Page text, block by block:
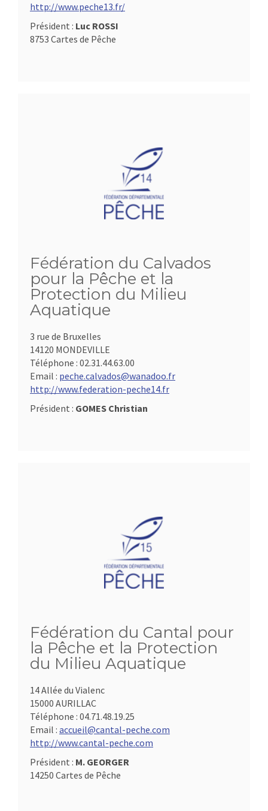
http://www.peche13.fr/
Président : Luc ROSSI
8753 Cartes de Pêche
Fédération du Calvados
pour la Pêche et la
Protection du Milieu
Aquatique
3 rue de Bruxelles
14120 MONDEVILLE
Téléphone : 02.31.44.63.00
Email : peche.calvados@wanadoo.fr
http://www.federation-peche14.fr
Président : GOMES Christian
Fédération du Cantal pour
la Pêche et la Protection
du Milieu Aquatique
14 Allée du Vialenc
15000 AURILLAC
Téléphone : 04.71.48.19.25
Email : accueil@cantal-peche.com
http://www.cantal-peche.com
Président : M. GEORGER
14250 Cartes de Pêche